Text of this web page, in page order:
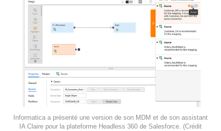
Informatica a présenté une version de son MDM et de son assistant
IA Claire pour la plateforme Headless 360 de Salesforce. (Crédit